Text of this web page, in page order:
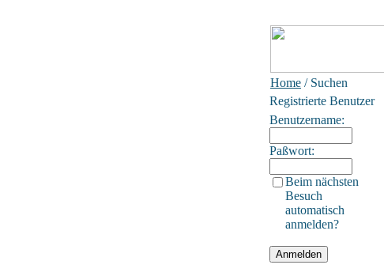
Home / Suchen
Registrierte Benutzer
Benutzername:
Paßwort:
Beim nächsten
Besuch
automatisch
anmelden?